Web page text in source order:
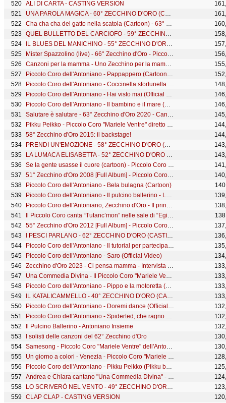
ALI DI CARTA - CASTING VERSION
UNA PAROLA MAGICA - 60° ZECCHINO D'ORO (CASTING TOUR 2020 VERSION)
Cha cha cha del gatto nella scatola (Cartoon) - 63° Zecchino d'Oro
QUEL BULLETTO DEL CARCIOFO - 59° ZECCHINO D'ORO (CASTING TOUR VERSION)
IL BLUES DEL MANICHINO - 55° ZECCHINO D'ORO (CASTING TOUR VERSION)
Mister Spazzolino (live) - 66° Zecchino d'Oro - Piccolo Coro dell'Antoniano
Canzoni per la mamma - Uno Zecchino per la mamma 2017
Piccolo Coro dell'Antoniano - Pappappero (Cartoon) - 63° Zecchino d'Oro
Piccolo Coro dell'Antoniano - Coccinella sfortunella (Cartoon - 67° Zecchino d'Oro)
Piccolo Coro dell'Antoniano - Hai visto mai (Official Videoclip) - 63° Zecchino d'Oro
Piccolo Coro dell'Antoniano - Il bambino e il mare (Official Video) - 63 Zecchino d'Oro
Salutare è salutare - 63° Zecchino d'Oro 2020 - Canzoni Animate
Pikku Peikko - Piccolo Coro "Mariele Ventre" diretto da Sabrina Simoni
58° Zecchino d'Oro 2015: il backstage!
PRENDI UN'EMOZIONE - 58° ZECCHINO D'ORO (CASTING TOUR VERSION)
LA LUMACA ELISABETTA - 52° ZECCHINO D'ORO (CASTING TOUR 2020 VERSION)
Se la gente usasse il cuore (cartoon) - Piccolo Coro dell'Antoniano
51° Zecchino d'Oro 2008 [Full Album] - Piccolo Coro Antoniano
Piccolo Coro dell'Antoniano - Bela bulagna (Cartoon)
Piccolo Coro dell'Antoniano - Il pulcino ballerino - Le Baby Dance dello Zecchino d'Oro
Piccolo Coro dell'Antoniano, Zecchino d'Oro - Il principe Futù (Cartoon - 67° Zecchino d'Oro)
Il Piccolo Coro canta “Tutanc’mon” nelle sale di “Egitto. Splendore Millenario”
55° Zecchino d'Oro 2012 [Full Album] - Piccolo Coro dell'Antoniano
I PESCI PARLANO - 62° ZECCHINO D'ORO (CASTING TOUR 2020 VERSION)
Piccolo Coro dell'Antoniano - Il tutorial per partecipare al casting
Piccolo Coro dell'Antoniano - Saro (Official Video)
Zecchino d'Oro 2023 - Ci pensa mamma - Intervista a Greta
Una Commedia Divina - Il Piccolo Coro "Mariele Ventre" dell'Antoniano di Bologna
Piccolo Coro dell'Antoniano - Pippo e la motoretta (Cartoon) - 63° Zecchino d'Oro
IL KATALICAMMELLO - 40° ZECCHINO D'ORO (CASTING TOUR 2020 VERSION)
Piccolo Coro dell'Antoniano - Doremi dance (Official Video)
Piccolo Coro dell'Antoniano - Spiderted, che ragno stravagante (Cartoon)
Il Pulcino Ballerino - Antoniano Insieme
I solisti delle canzoni del 62° Zecchino d'Oro
Samesong - Piccolo Coro "Mariele Ventre" dell'Antoniano di Bologna
Un giorno a colori - Venezia - Piccolo Coro "Mariele Ventre" dell'Antoniano di Bologna
Piccolo Coro dell'Antoniano - Pikku Peikko (Pikku baby dance)
Andrea e Chiara cantano "Una Commedia Divina" - 58° Zecchino d'Oro 2015
LO SCRIVERÒ NEL VENTO - 49° ZECCHINO D'ORO (CASTING TOUR 2021 VERSION)
CLAP CLAP - CASTING VERSION